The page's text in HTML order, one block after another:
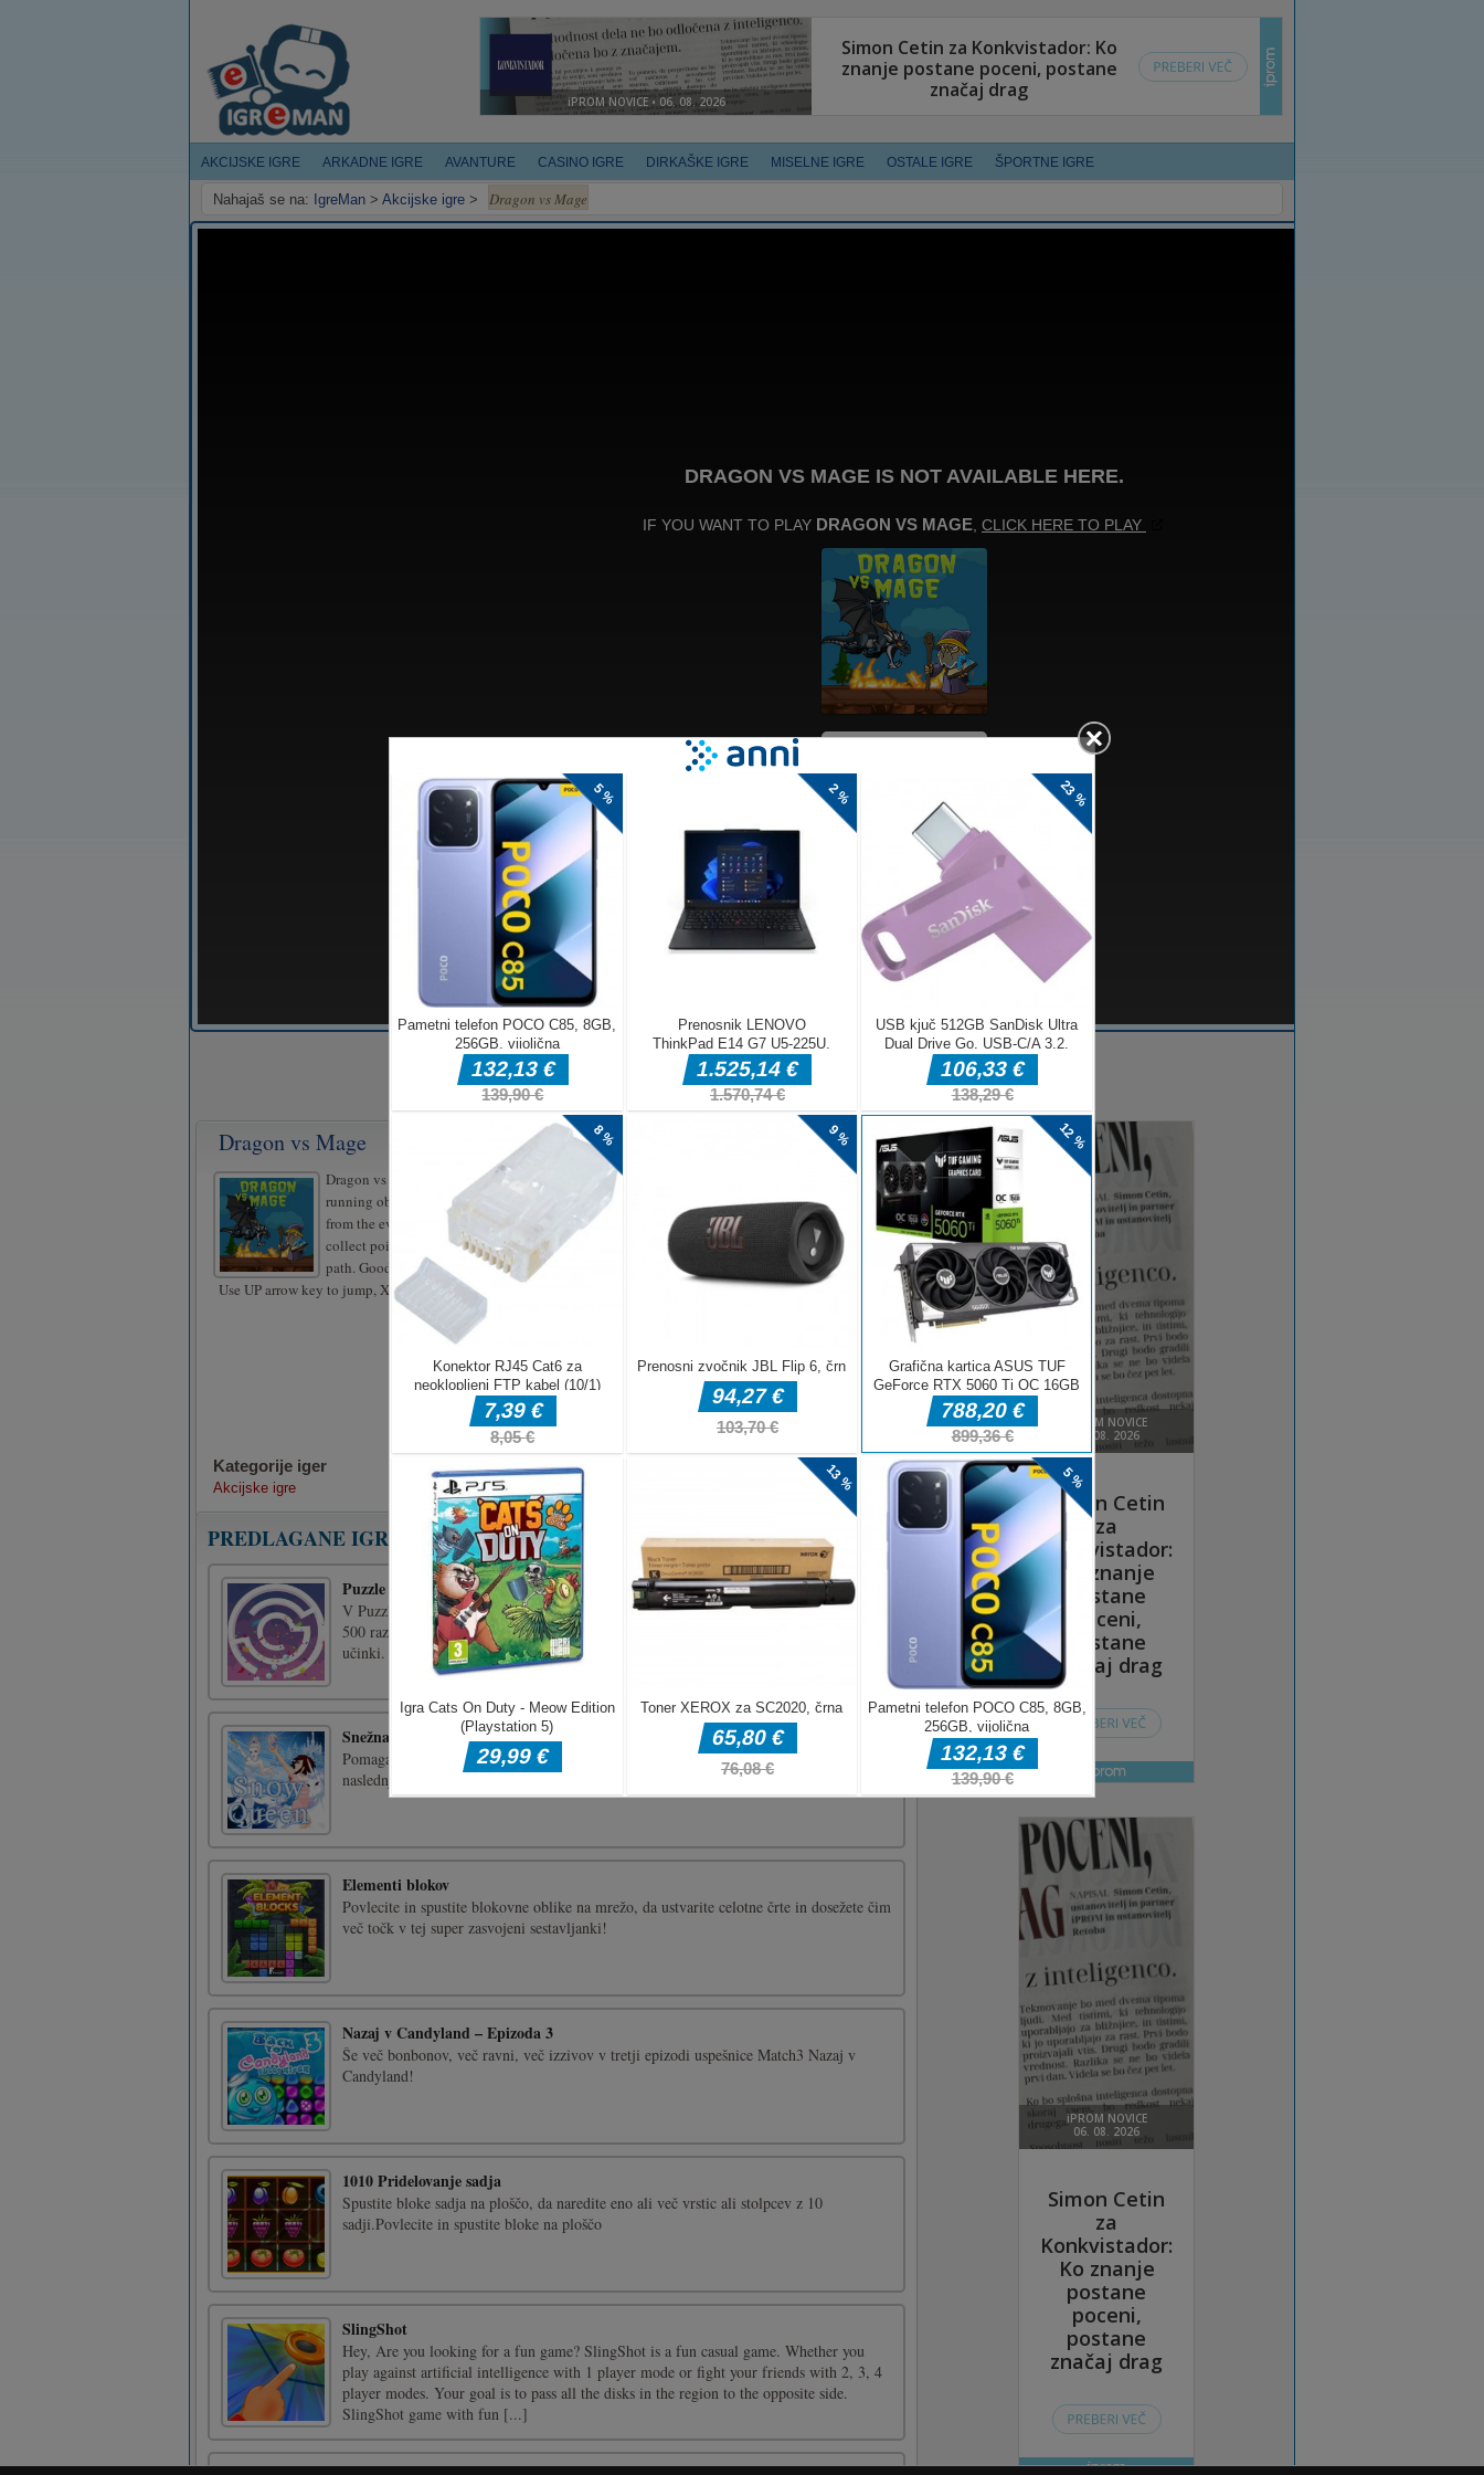
AKCIJSKE IGRE ARKADNE IGRE AVANTURE CASINO IGRE DIRKAŠKE IGRE MISELNE IGRE OSTALE IGRE ŠPORTNE IGRE
Nahajaš se na: IgreMan > Akcijske igre > Dragon vs Mage
Dragon vs Mage
Dragon vs Mage is a free online action and
running object game. Help Mage to escape
from the evil dragon, avoid bottlenecking,
collect points and destroy everything in its
path. Good luck!
Use UP arrow key to jump, X to shoot.
Kategorije iger
Akcijske igre
PREDLAGANE IGRE
Puzzle Ball Rotate
V Puzzle Ball Rotate, ki je zabavna in pozorna igra, morate vse žogice prenesti skozi
500 različnih labirintov. Ponuja poglobljeno in bolj zabavno igro z zabavno grafiko in
učinki. Igrajte Puzzle Ball Rotate zdaj, da se rešite iz labirintov!Poteg z miško ali dotik
Snežna kraljica
Pomagajte zamrznjenim živalim v tej igri 3. Zberite vse dele slike za prehod na
naslednjo stopnjo.
Elementi blokov
Povlecite in spustite blokovne oblike na mrežo, da ustvarite celotne črte in dosežete čim
več točk v tej super zasvojeni sestavljanki!
Nazaj v Candyland – Epizoda 3
Še več bonbonov, več ravni, več izzivov v tretji epizodi uspešnice Match3 Nazaj v
Candyland!
1010 Pridelovanje sadja
Spustite bloke sadja na ploščo, da naredite eno ali več vrstic ali stolpcev z 10
sadji.Povlecite in spustite bloke na ploščo
SlingShot
Hey, Are you looking for a fun game? SlingShot is a fun casual game. Whether you
play against artificial intelligence with 1 player mode or fight your friends with 2, 3, 4
player modes. Your goal is to pass all the disks in the region to the opposite side.
SlingShot game with fun [...]